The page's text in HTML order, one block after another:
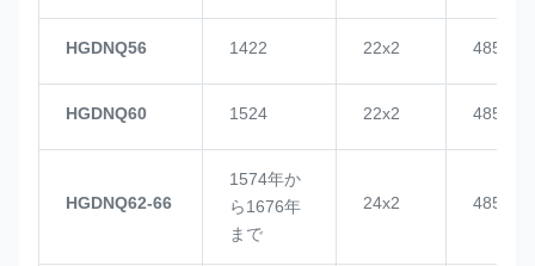
HGDNQ56 1422 22x2 4855
HGDNQ60 1524 22x2 4855
HGDNQ62-66
1574年か
ら1676年
まで
24x2 4855